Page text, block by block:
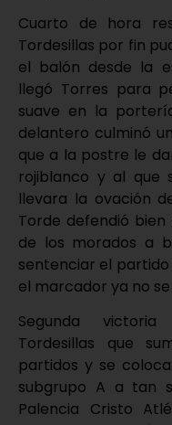
Cuarto de hora
Tordesillas por fin
el balón desde la
llegó Torres para
suave en la
delantero culminó
que a la postre le
rojiblanco y al que
llevara la ovación
Torde defendió
de los morados a
sentenciar el
el marcador ya no
Segunda
Tordesillas que
partidos y se
subgrupo A a tan
Palencia Cristo